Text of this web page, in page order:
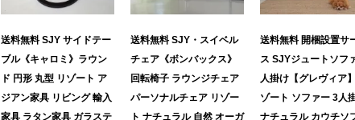
送料無料 SJY サイドテー
ブル《キャロミ》ラウン
ド 円形 丸型 リゾート ア
ジアン家具 リビング 輸入
家具 ラタン家具 ガラステ
送料無料 SJY・スイベル
チェア《ボンバックス》
回転椅子 ラウンジチェア
パーソナルチェア リゾー
ト ナチュラル 自然 オーガ
送料無料 開梱設置サ
ス SJYジュートソフ
人掛け【グレヴィア
ゾート ソファー 3人
ナチュラル カウチソ